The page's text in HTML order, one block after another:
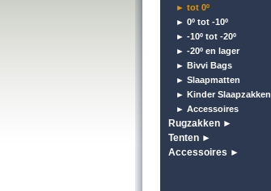
► tot 0º
► 0º tot -10º
► -10º tot -20º
► -20º en lager
► Bivvi Bags
► Slaapmatten
► Kinder Slaapzakken
► Accessoires
Rugzakken ►
Tenten ►
Accessoires ►